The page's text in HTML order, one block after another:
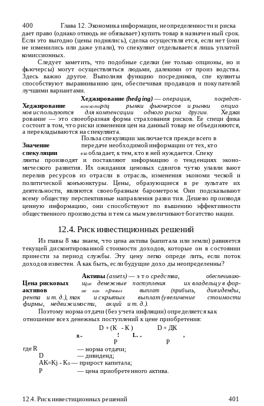
400
Глава 12. Экономика информации, неопределенности и риска
дает право (однако отнюдь не обязывает) купить товар в назначен­ ный срок.
Если это выгодно (цены поднялись), сделка осуществля­ ется, если нет (они
не изменились или даже упали), то спекулянт отделывается лишь уплатой
комиссионных.
Следует заметить, что подобные сделки (не только опционы, но и
фьючерсы) могут осуществляться людьми, далекими от произ­ водства.
Здесь важно другое. Выполняя функцию посредников, спе­ кулянты
способствуют выравниванию цен, обеспечивая продавцов и покупателей
лучшими вариантами.
Хеджирование (hedging) — операция, посредст-
Хеджирование вом котор0ц рынки фьючерсов и рынки опцио­
нов используются для компенсации одного риска другим. Хеджи­
рование — это своеобразная форма страхования рисков. Ее специ­ фика
состоит в том, что риски изменения цен на данный товар не объединяются,
а перекладываются на спекулянта.
Значение
Польза спекуляции заключается прежде всего в
передаче необходимой информации от тех, кто
спекуляции е юобладает, к тем, кто в ней нуждается. Спеку­
лянты производят и поставляют информацию о тенденциях эконо­
мического развития. Их ожидания ценовых сдвигов чутко улавли­ вают
перелив ресурсов из отрасли в отрасль, изменения экономи­ ческой и
политической конъюнктуры. Цены, образующиеся в ре­ зультате их
деятельности, являются своеобразным барометром. Они подсказывают
всему обществу перспективные направления разви­ тия. Дешево производя
ценную информацию, они способствуют по­ вышению эффективности
общественного производства и тем са­ мым увеличивают богатство нации.
12.4. Риск инвестиционных решений
Из главы 8 мы знаем, что цена актива (капитала или земли) равняется
текущей дисконтированной стоимости доходов, которые он в состоянии
принести за период службы. Эту цену легко опреде­ лить, если поток
доходов известен. А как быть, если будущие дохо­ ды неопределенны?
Активы(assets)— э т о средства, обеспечиваю-
Цена рисковых щие денежные поступления
их владельцу в фор-
активов
ме как прямых выплат (прибыль, дивиденды,
рента и т. д.), так и скрытых выплат (увеличение стоимости
фирмы, недвижимости, акций и т. д.).
Поэтому норма отдачи (без учета инфляции) определяется как
отношение всех денежных поступлений к цене приобретения:
D + (К - К ) D + ДК
R = ! L.= ,
где R
Р
Р
— норма отдачи;
D — дивиденд;
AK=Kj - Ко — прирост капитала;
Р
— цена приобретенного актива.
12.4. Риск инвестиционных решений
401